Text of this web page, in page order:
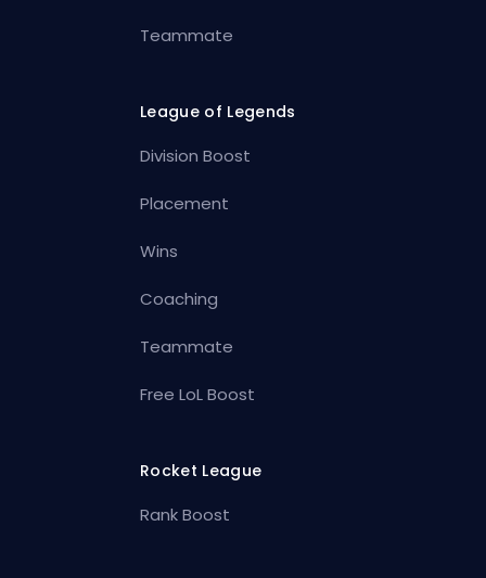
Teammate
League of Legends
Division Boost
Placement
Wins
Coaching
Teammate
Free LoL Boost
Rocket League
Rank Boost